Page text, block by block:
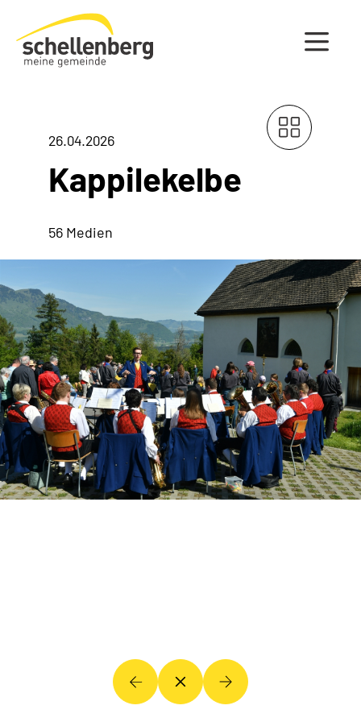
Gemeinde Schellenberg Startseite
26.04.2026
Kappilekelbe
56 Medien